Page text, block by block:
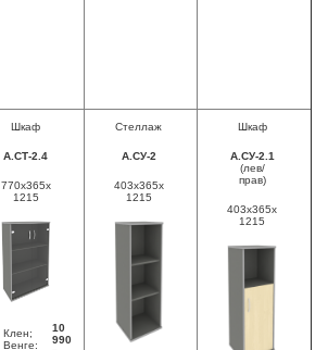
Шкаф
А.СТ-2.4
770x365x
1215
Клен;
Венге:
10
990
Стеллаж
А.СУ-2
403x365x
1215
Шкаф
А.СУ-2.1
(лев/
прав)
403x365x
1215